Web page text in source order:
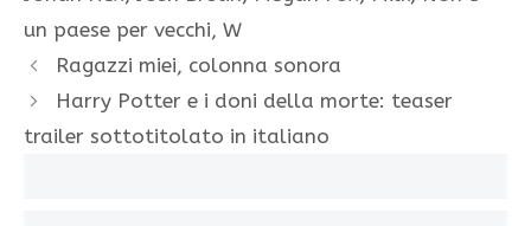
un paese per vecchi, W
Ragazzi miei, colonna sonora
Harry Potter e i doni della morte: teaser
trailer sottotitolato in italiano